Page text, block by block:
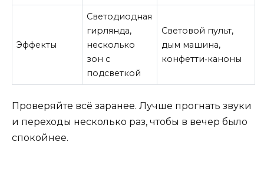
Эффекты
Светодиодная
гирлянда,
несколько
зон с
подсветкой
Световой пульт,
дым машина,
конфетти‑каноны
Проверяйте всё заранее. Лучше прогнать звуки
и переходы несколько раз, чтобы в вечер было
спокойнее.